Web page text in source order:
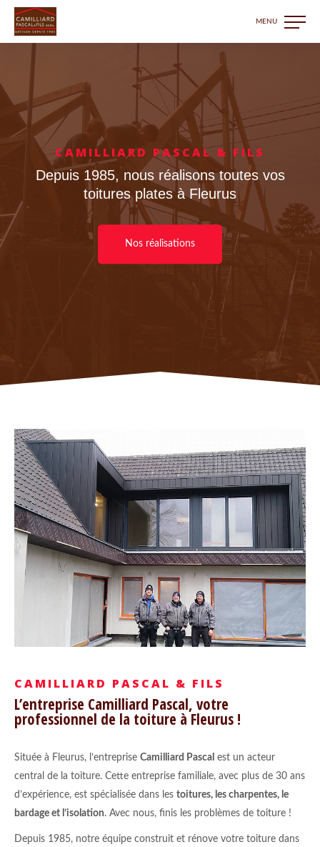
CAMILLIARD PASCAL & FILS
Depuis 1985, nous réalisons toutes vos
toitures plates à Fleurus
Nos réalisations
CAMILLIARD PASCAL & FILS
L’entreprise Camilliard Pascal, votre
professionnel de la toiture à Fleurus !
Située à Fleurus, l’entreprise Camilliard Pascal est un acteur
central de la toiture. Cette entreprise familiale, avec plus de 30 ans
d’expérience, est spécialisée dans les toitures, les charpentes, le
bardage et l’isolation. Avec nous, finis les problèmes de toiture !
Depuis 1985, notre équipe construit et rénove votre toiture dans